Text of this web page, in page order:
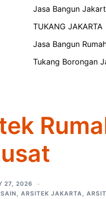
Jasa Bangun
TUKANG JAKARTA
Jasa Bangun
Tukang Borongan
27, 2026
, ARSITEK JAKARTA,